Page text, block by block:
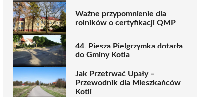
Ważne przypomnienie dla
rolników o certyfikacji QMP
44. Piesza Pielgrzymka dotarła
do Gminy Kotla
Jak Przetrwać Upały –
Przewodnik dla Mieszkańców
Kotli